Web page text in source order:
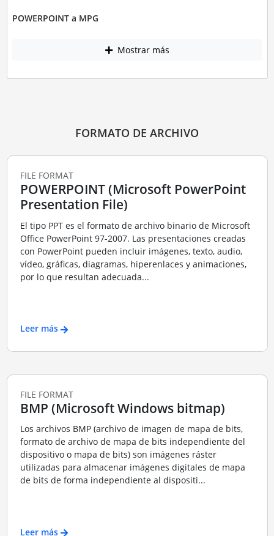
POWERPOINT a MPG
Mostrar más
FORMATO DE ARCHIVO
FILE FORMAT
POWERPOINT (Microsoft PowerPoint
Presentation File)
El tipo PPT es el formato de archivo binario de Microsoft
Office PowerPoint 97-2007. Las presentaciones creadas
con PowerPoint pueden incluir imágenes, texto, audio,
vídeo, gráficas, diagramas, hiperenlaces y animaciones,
por lo que resultan adecuada...
Leer más
FILE FORMAT
BMP (Microsoft Windows bitmap)
Los archivos BMP (archivo de imagen de mapa de bits,
formato de archivo de mapa de bits independiente del
dispositivo o mapa de bits) son imágenes ráster
utilizadas para almacenar imágenes digitales de mapa
de bits de forma independiente al dispositi...
Leer más